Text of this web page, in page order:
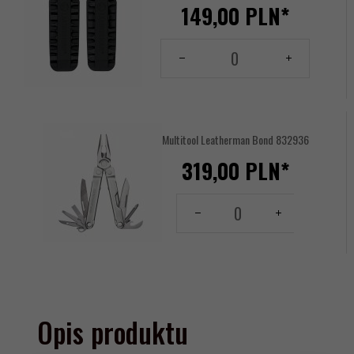
149,00 PLN*
Multitool Leatherman Bond 832936
319,00 PLN*
Opis produktu